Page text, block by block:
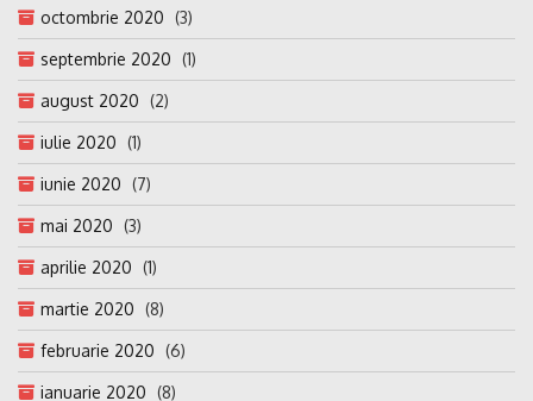
octombrie 2020 (3)
septembrie 2020 (1)
august 2020 (2)
iulie 2020 (1)
iunie 2020 (7)
mai 2020 (3)
aprilie 2020 (1)
martie 2020 (8)
februarie 2020 (6)
ianuarie 2020 (8)